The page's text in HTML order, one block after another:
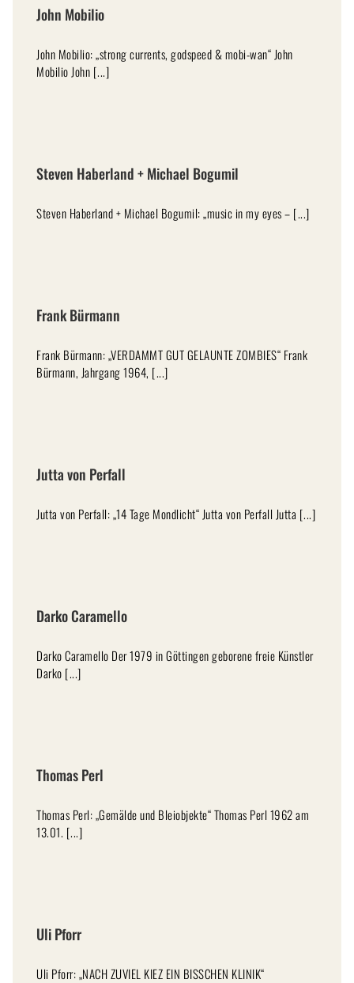
John Mobilio
John Mobilio: „strong currents, godspeed & mobi-wan“ John
Mobilio John [...]
Steven Haberland + Michael Bogumil
Steven Haberland + Michael Bogumil: „music in my eyes – [...]
Frank Bürmann
Frank Bürmann: „VERDAMMT GUT GELAUNTE ZOMBIES“ Frank
Bürmann, Jahrgang 1964, [...]
Jutta von Perfall
Jutta von Perfall: „14 Tage Mondlicht“ Jutta von Perfall Jutta [...]
Darko Caramello
Darko Caramello Der 1979 in Göttingen geborene freie Künstler
Darko [...]
Thomas Perl
Thomas Perl: „Gemälde und Bleiobjekte“ Thomas Perl 1962 am
13.01. [...]
Uli Pforr
Uli Pforr: „NACH ZUVIEL KIEZ EIN BISSCHEN KLINIK“